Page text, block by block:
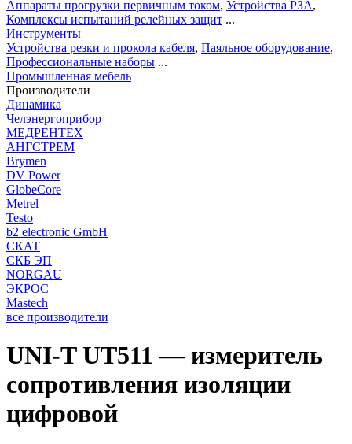
Аппараты прогрузки первичным током, Устройства РЗА,
Комплексы испытаний релейных защит ...
Инструменты
Устройства резки и прокола кабеля, Паяльное оборудование,
Профессиональные наборы ...
Промышленная мебель
Производители
Динамика
Челэнергоприбор
МЕДРЕНТЕХ
АНГСТРЕМ
Brymen
DV Power
GlobeCore
Metrel
Testo
b2 electronic GmbH
СКАТ
СКБ ЭП
NORGAU
ЭКРОС
Mastech
все производители
UNI-T UT511 — измеритель
сопротивления изоляции
цифровой